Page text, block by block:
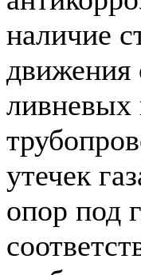
наличие
движения
ливневых
утечек
опор под